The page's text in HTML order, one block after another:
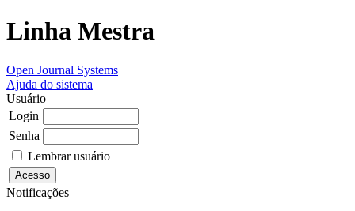
Linha Mestra
Open Journal Systems
Ajuda do sistema
Usuário
Login
Senha
Lembrar usuário
Notificações